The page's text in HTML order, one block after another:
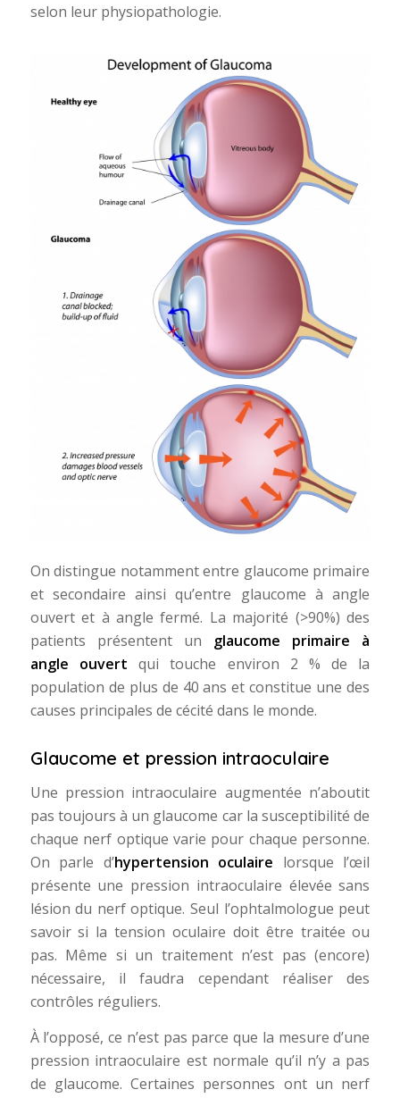
selon leur physiopathologie.
On distingue notamment entre glaucome primaire
et secondaire ainsi qu’entre glaucome à angle
ouvert et à angle fermé. La majorité (>90%) des
patients présentent un glaucome primaire à
angle ouvert qui touche environ 2 % de la
population de plus de 40 ans et constitue une des
causes principales de cécité dans le monde.
Glaucome et pression intraoculaire
Une pression intraoculaire augmentée n’aboutit
pas toujours à un glaucome car la susceptibilité de
chaque nerf optique varie pour chaque personne.
On parle d’hypertension oculaire lorsque l’œil
présente une pression intraoculaire élevée sans
lésion du nerf optique. Seul l’ophtalmologue peut
savoir si la tension oculaire doit être traitée ou
pas. Même si un traitement n’est pas (encore)
nécessaire, il faudra cependant réaliser des
contrôles réguliers.
À l’opposé, ce n’est pas parce que la mesure d’une
pression intraoculaire est normale qu’il n’y a pas
de glaucome. Certaines personnes ont un nerf